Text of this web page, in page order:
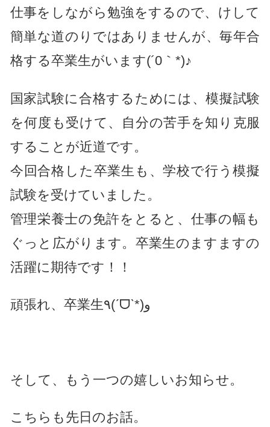
仕事をしながら勉強をするので、けして
簡単な道のりではありませんが、毎年合
格する卒業生がいます(´0｀*)♪
国家試験に合格するためには、模擬試験
を何度も受けて、自分の苦手を知り克服
することが近道です。
今回合格した卒業生も、学校で行う模擬
試験を受けていました。
管理栄養士の免許をとると、仕事の幅も
ぐっと広がります。卒業生のますますの
活躍に期待です！！
頑張れ、卒業生٩(ˊᗜˋ*)و
そして、もう一つの嬉しいお知らせ。
こちらも先日のお話。